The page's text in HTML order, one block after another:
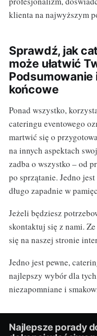
klienta na najwyższym
Sprawdź, jak
może ułatwić
końcowe
Ponad wszystko,
cateringu eventowego
martwić się o
na innych aspektach
zadba o wszystko – od
po sprzątanie. Jedno
długo zapadnie w
Jeżeli będziesz
skontaktuj się z nami.
się na naszej stronie
Jedno jest pewne,
najlepszy wybór dla
niezapomniane i
Najlepsze porady